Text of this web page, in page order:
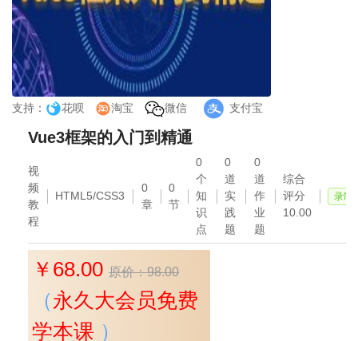
支持： 花呗 淘宝 微信 支付宝
Vue3框架的入门到精通
视
频
教
程
HTML5/CSS3
0
章
0
节
0
个
知
识
点
0
道
实
践
题
0
道
作
业
题
综合
评分
10.00
录制
￥68.00 原价：98.00
（永久大会员免费
学本课 ）